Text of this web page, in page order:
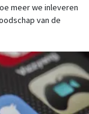
meer we inleveren
van de